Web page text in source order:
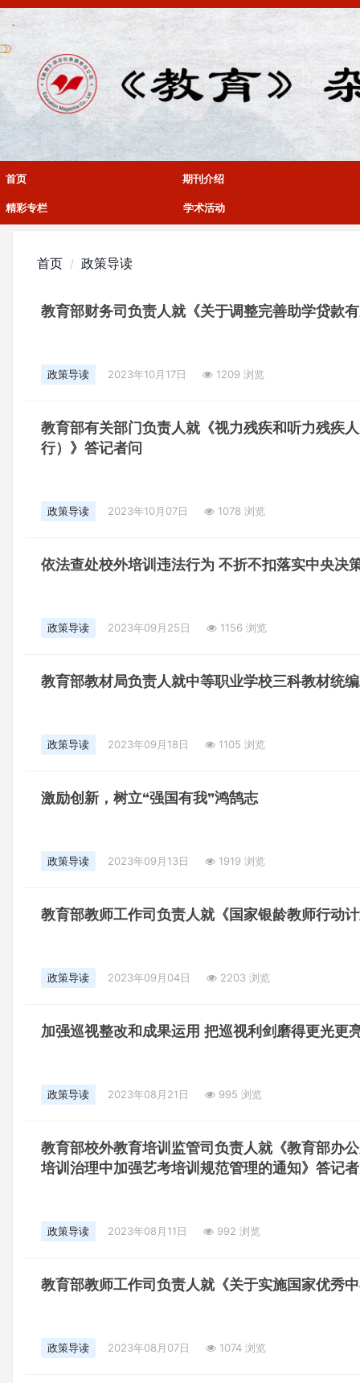
首页 期刊介绍
精彩专栏 学术活动
首页 政策导读
教育部财务司负责人就《关于调整完善助学贷款
政策导读 2023年10月17日 1209 浏览
教育部有关部门负责人就《视力残疾和听力残疾
行）》答记者问
政策导读 2023年10月07日 1078 浏览
依法查处校外培训违法行为 不折不扣落实中央决
政策导读 2023年09月25日 1156 浏览
教育部教材局负责人就中等职业学校三科教材统
政策导读 2023年09月18日 1105 浏览
激励创新，树立“强国有我”鸿鹄志
政策导读 2023年09月13日 1919 浏览
教育部教师工作司负责人就《国家银龄教师行动
政策导读 2023年09月04日 2203 浏览
加强巡视整改和成果运用 把巡视利剑磨得更光更
政策导读 2023年08月21日 995 浏览
教育部校外教育培训监管司负责人就《教育部办
培训治理中加强艺考培训规范管理的通知》答记
政策导读 2023年08月11日 992 浏览
教育部教师工作司负责人就《关于实施国家优秀
政策导读 2023年08月07日 1074 浏览